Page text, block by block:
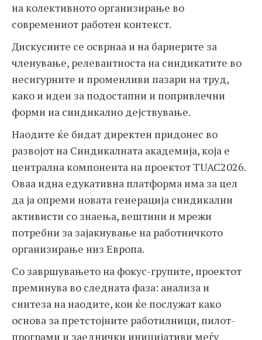
на колективното организирање во
современиот работен контекст.
Дискусиите се осврнаа и на бариерите за
членување, релевантноста на синдикатите во
несигурните и променливи пазари на труд,
како и идеи за подостапни и попривлечни
форми на синдикално дејствување.
Наодите ќе бидат директен придонес во
развојот на Синдикалната академија, која е
централна компонента на проектот TUAC2026.
Оваа идна едукативна платформа има за цел
да ја опреми новата генерација синдикални
активисти со знаења, вештини и мрежи
потребни за зајакнување на работничкото
организирање низ Европа.
Со завршувањето на фокус-групите, проектот
преминува во следната фаза: анализа и
синтеза на наодите, кои ќе послужат како
основа за претстојните работилници, пилот-
програми и заеднички иницијативи меѓу